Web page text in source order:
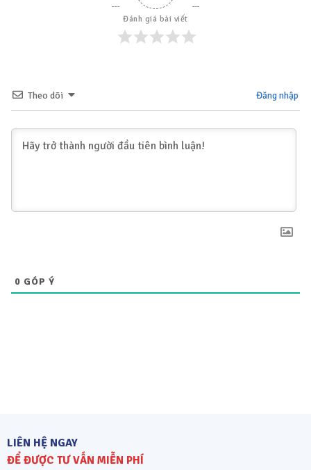
Đánh giá bài viết
Theo dõi Đăng nhập
0 GÓP Ý
LIÊN HỆ NGAY
ĐỂ ĐƯỢC TƯ VẤN MIỄN PHÍ